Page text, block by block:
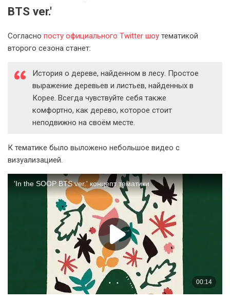
BTS ver.'
Согласно посту официального Twitter шоу тематикой
второго сезона станет:
История о дереве, найденном в лесу. Простое
выражение деревьев и листьев, найденных в
Корее. Всегда чувствуйте себя также
комфортно, как дерево, которое стоит
неподвижно на своём месте.
К тематике было выложено небольшое видео с
визуализацией.